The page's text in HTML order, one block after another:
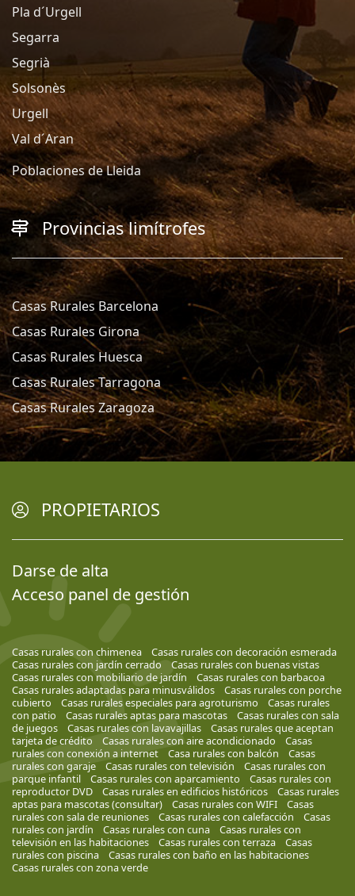
Pla d´Urgell
Segarra
Segrià
Solsonès
Urgell
Val d´Aran
Poblaciones de Lleida
Provincias limítrofes
Casas Rurales Barcelona
Casas Rurales Girona
Casas Rurales Huesca
Casas Rurales Tarragona
Casas Rurales Zaragoza
PROPIETARIOS
Darse de alta
Acceso panel de gestión
Casas rurales con chimenea
Casas rurales con decoración esmerada
Casas rurales con jardín cerrado
Casas rurales con buenas vistas
Casas rurales con mobiliario de jardín
Casas rurales con barbacoa
Casas rurales adaptadas para minusválidos
Casas rurales con porche
cubierto
Casas rurales especiales para agroturismo
Casas rurales
con patio
Casas rurales aptas para mascotas
Casas rurales con sala
de juegos
Casas rurales con lavavajillas
Casas rurales que aceptan
tarjeta de crédito
Casas rurales con aire acondicionado
Casas
rurales con conexión a internet
Casa rurales con balcón
Casas
rurales con garaje
Casas rurales con televisión
Casas rurales con
parque infantil
Casas rurales con aparcamiento
Casas rurales con
reproductor DVD
Casas rurales en edificios históricos
Casas rurales
aptas para mascotas (consultar)
Casas rurales con WIFI
Casas
rurales con sala de reuniones
Casas rurales con calefacción
Casas
rurales con jardín
Casas rurales con cuna
Casas rurales con
televisión en las habitaciones
Casas rurales con terraza
Casas
rurales con piscina
Casas rurales con baño en las habitaciones
Casas rurales con zona verde